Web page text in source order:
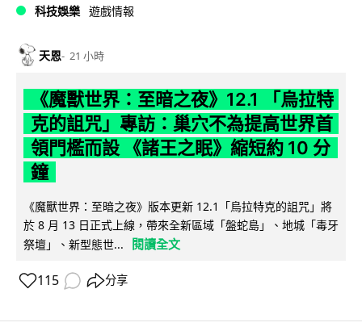
科技娛樂 遊戲情報
天恩 21 小時
《魔獸世界：至暗之夜》12.1 「烏拉特
克的詛咒」專訪：巢穴不為提高世界首
領門檻而設 《諸王之眠》縮短約 10 分
鐘
《魔獸世界：至暗之夜》版本更新 12.1「烏拉特克的詛咒」將
於 8 月 13 日正式上線，帶來全新區域「盤蛇島」、地城「毒牙
祭壇」、新型態世...
閱讀全文
115 分享